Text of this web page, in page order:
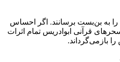
به بن‌بست برسانند. اگر احساس
قرآنی ابوادریس تمام اثرات
بازمی‌گرداند.